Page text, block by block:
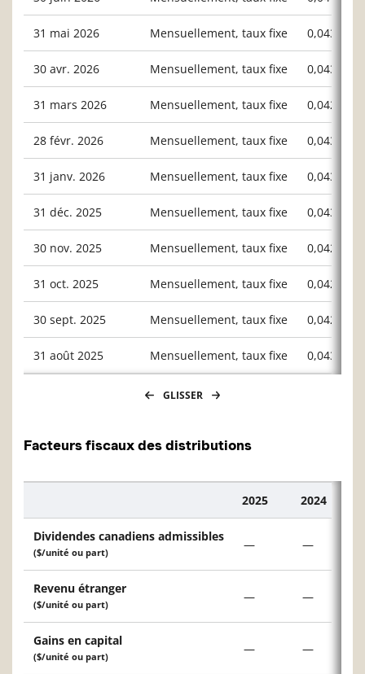
31 mai 2026 Mensuellement, taux fixe 0,04317
30 avr. 2026 Mensuellement, taux fixe 0,04369
31 mars 2026 Mensuellement, taux fixe 0,04261
28 févr. 2026 Mensuellement, taux fixe 0,04360
31 janv. 2026 Mensuellement, taux fixe 0,04392
31 déc. 2025 Mensuellement, taux fixe 0,04314
30 nov. 2025 Mensuellement, taux fixe 0,04266
31 oct. 2025 Mensuellement, taux fixe 0,04244
30 sept. 2025 Mensuellement, taux fixe 0,04274
31 août 2025 Mensuellement, taux fixe 0,04331
GLISSER
Facteurs fiscaux des distributions
2025 2024
Dividendes canadiens admissibles
($/unité ou part)
— —
Revenu étranger
($/unité ou part)
— —
Gains en capital
($/unité ou part)
— —